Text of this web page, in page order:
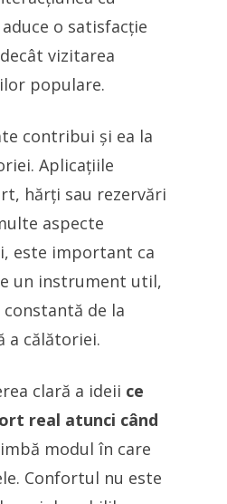
o satisfacție
vizitarea
populare.
contribui și ea la
Aplicațiile
hărți sau rezervări
aspecte
este important ca
un instrument util,
de la
a călătoriei.
clară a ideii ce
real atunci când
modul în care
Confortul nu este